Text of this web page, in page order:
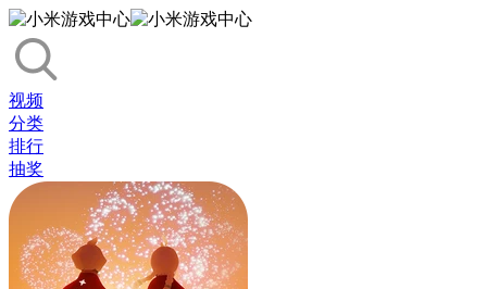
视频
分类
排行
抽奖